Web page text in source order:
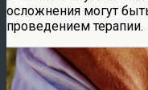
осложнения могут
проведением терапии.